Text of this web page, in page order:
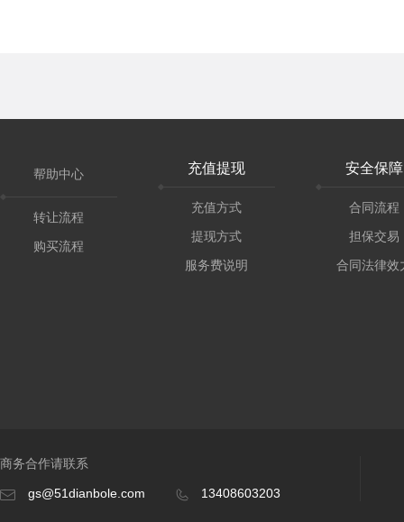
帮助中心
转让流程
购买流程
充值提现
充值方式
提现方式
服务费说明
安全保障
合同流程
担保交易
合同法律效
商务合作请联系
gs@51dianbole.com 13408603203